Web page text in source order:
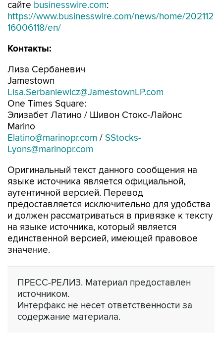
сайте businesswire.com:
https://www.businesswire.com/news/home/202112
16006118/en/
Контакты:
Лиза Сербаневич
Jamestown
Lisa.Serbaniewicz@JamestownLP.com
One Times Square:
Элизабет Латино / Шивон Стокс-Лайонс
Marino
Elatino@marinopr.com / SStocks-
Lyons@marinopr.com
Оригинальный текст данного сообщения на
языке источника является официальной,
аутентичной версией. Перевод
предоставляется исключительно для удобства
и должен рассматриваться в привязке к тексту
на языке источника, который является
единственной версией, имеющей правовое
значение.
ПРЕСС-РЕЛИЗ. Материал предоставлен
источником.
Интерфакс не несет ответственности за
содержание материала.